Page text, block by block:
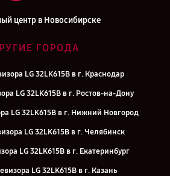
центр в Новосибирске
ГОРОДА
LG 32LK615B в г. Краснодар
LG 32LK615B в г. Ростов-на-Дону
LG 32LK615B в г. Нижний Новгород
LG 32LK615B в г. Челябинск
LG 32LK615B в г. Екатеринбург
LG 32LK615B в г. Казань